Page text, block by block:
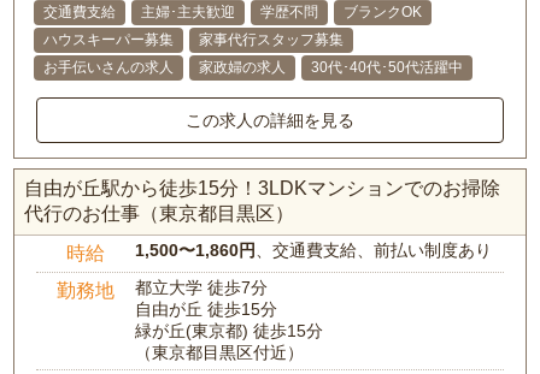
交通費支給
主婦･主夫歓迎 学歴不問
ブランクOK
ハウスキーパー募集
家事代行スタッフ募集
お手伝いさんの求人
家政婦の求人 30代･40代･50代活躍中
この求人の詳細を見る
自由が丘駅から徒歩15分！3LDKマンションでのお掃除
代行のお仕事（東京都目黒区）
時給 1,500〜1,860円、交通費支給、前払い制度あり
勤務地
都立大学 徒歩7分
自由が丘 徒歩15分
緑が丘(東京都) 徒歩15分
（東京都目黒区付近）